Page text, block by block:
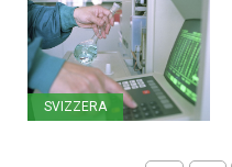
SVIZZERA